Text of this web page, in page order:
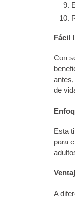
Fácil
Con
de
Esta
para
A